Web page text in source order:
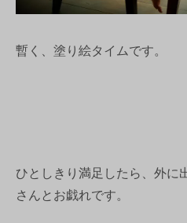
暫く、塗り絵タイムです。
ひとしきり満足したら、外に
さんとお戯れです。